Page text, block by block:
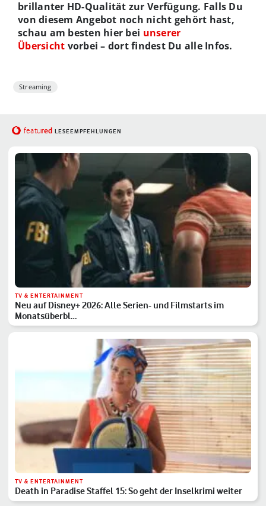
brillanter HD-Qualität zur Verfügung. Falls Du
von diesem Angebot noch nicht gehört hast,
schau am besten hier bei unserer
Übersicht vorbei – dort findest Du alle Infos.
Streaming
featured LESEEMPFEHLUNGEN
TV & ENTERTAINMENT
Neu auf Disney+ 2026: Alle Serien- und Filmstarts im
Monatsüberbl…
TV & ENTERTAINMENT
Death in Paradise Staffel 15: So geht der Inselkrimi weiter